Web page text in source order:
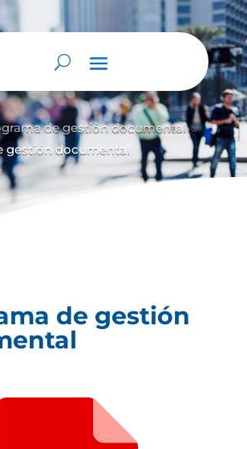
de gestión documental 9
gestión documental
de gestión